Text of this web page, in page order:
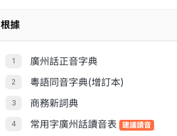
根據
廣州話正音字典
粵語同音字典(增訂本)
商務新詞典
常用字廣州話讀音表 建議讀音